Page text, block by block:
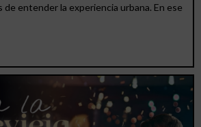
de entender la experiencia urbana. En ese